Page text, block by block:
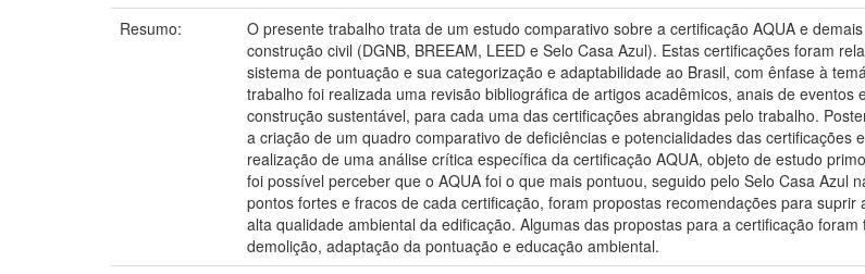
Resumo:
O presente trabalho trata de um estudo comparativo sobre a certificação AQUA e
construção civil (DGNB, BREEAM, LEED e Selo Casa Azul). Estas certificações foram
sistema de pontuação e sua categorização e adaptabilidade ao Brasil, com ênfase à
trabalho foi realizada uma revisão bibliográfica de artigos acadêmicos, anais de
construção sustentável, para cada uma das certificações abrangidas pelo trabalho.
a criação de um quadro comparativo de deficiências e potencialidades das
realização de uma análise crítica específica da certificação AQUA, objeto de estudo
foi possível perceber que o AQUA foi o que mais pontuou, seguido pelo Selo Casa Azul
pontos fortes e fracos de cada certificação, foram propostas recomendações para
alta qualidade ambiental da edificação. Algumas das propostas para a certificação
demolição, adaptação da pontuação e educação ambiental.